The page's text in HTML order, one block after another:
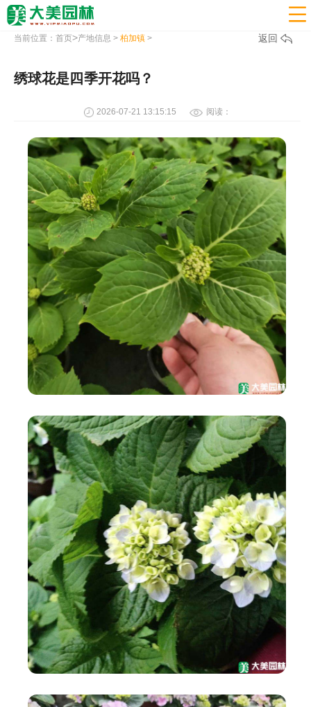

当前位置： 首页>产地信息 > 柏加镇> 返回
绣球花是四季开花吗？
2026-07-21 13:15:15 阅读：